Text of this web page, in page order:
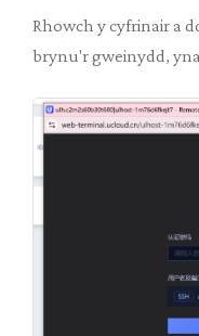
Rhowch y cyfrinair a
brynu'r gweinydd,